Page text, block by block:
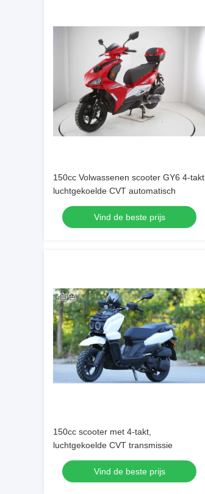
150cc Volwassenen scooter GY6 4-takt
luchtgekoelde CVT automatisch
Vind de beste prijs
150cc scooter met 4-takt,
luchtgekoelde CVT transmissie
Vind de beste prijs